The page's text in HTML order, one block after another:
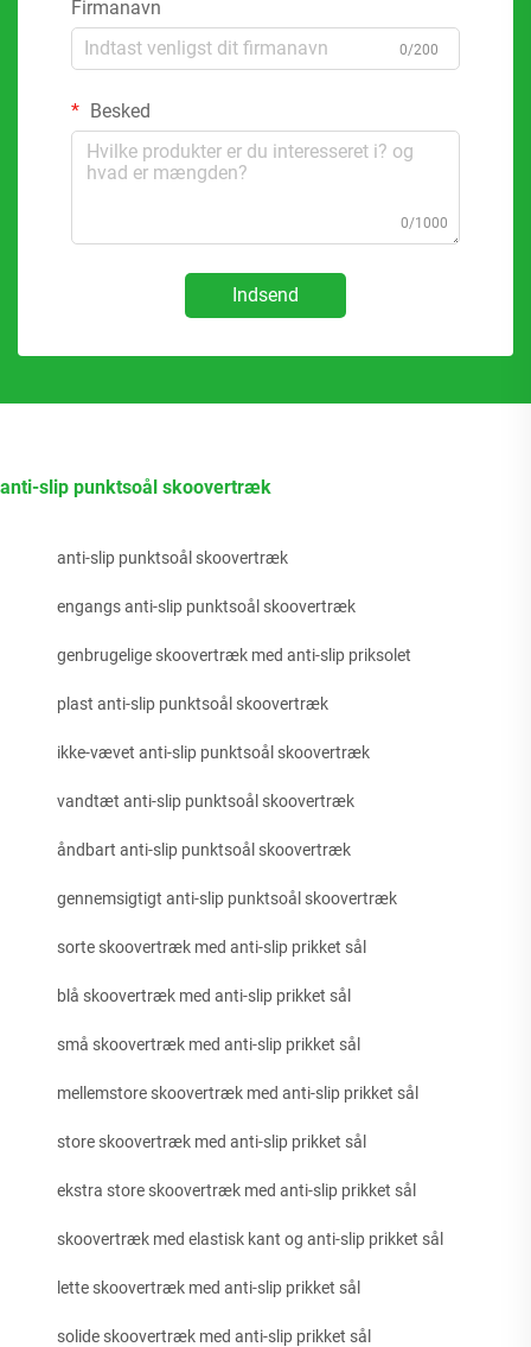
Firmanavn
0/200
Besked
0/1000
Indsend
anti-slip punktsoål skoovertræk
anti-slip punktsoål skoovertræk
engangs anti-slip punktsoål skoovertræk
genbrugelige skoovertræk med anti-slip priksolet
plast anti-slip punktsoål skoovertræk
ikke-vævet anti-slip punktsoål skoovertræk
vandtæt anti-slip punktsoål skoovertræk
åndbart anti-slip punktsoål skoovertræk
gennemsigtigt anti-slip punktsoål skoovertræk
sorte skoovertræk med anti-slip prikket sål
blå skoovertræk med anti-slip prikket sål
små skoovertræk med anti-slip prikket sål
mellemstore skoovertræk med anti-slip prikket sål
store skoovertræk med anti-slip prikket sål
ekstra store skoovertræk med anti-slip prikket sål
skoovertræk med elastisk kant og anti-slip prikket sål
lette skoovertræk med anti-slip prikket sål
solide skoovertræk med anti-slip prikket sål